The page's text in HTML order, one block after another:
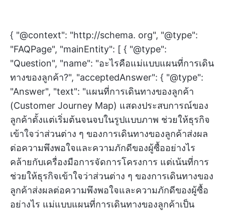
{ "@context": "http://schema. org", "@type":
"FAQPage", "mainEntity": [ { "@type":
"Question", "name": "อะไรคือแม่แบบแผนที่การเดิน
ทางของลูกค้า?", "acceptedAnswer": { "@type":
"Answer", "text": "แผนที่การเดินทางของลูกค้า
(Customer Journey Map) แสดงประสบการณ์ของ
ลูกค้าตั้งแต่เริ่มต้นจนจบในรูปแบบภาพ ช่วยให้ธุรกิจ
เข้าใจว่าส่วนต่าง ๆ ของการเดินทางของลูกค้าส่งผล
ต่อความพึงพอใจและความภักดีของผู้ซื้ออย่างไร
คล้ายกับเครื่องมือการจัดการโครงการ แต่เน้นที่การ
ช่วยให้ธุรกิจเข้าใจว่าส่วนต่าง ๆ ของการเดินทางของ
ลูกค้าส่งผลต่อความพึงพอใจและความภักดีของผู้ซื้อ
อย่างไร แม่แบบแผนที่การเดินทางของลูกค้าเป็น